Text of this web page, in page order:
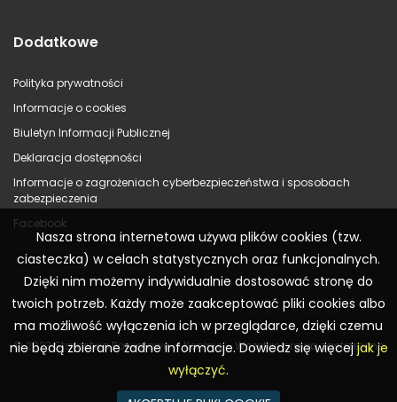
Dodatkowe
Polityka prywatności
Informacje o cookies
Biuletyn Informacji Publicznej
Deklaracja dostępności
Informacje o zagrożeniach cyberbezpieczeństwa i sposobach
zabezpieczenia
Facebook
© 2023 Starostwo Powiatowe w Koninie – Wszelkie prawa zastrzeżone
Nasza strona internetowa używa plików cookies (tzw.
ciasteczka) w celach statystycznych oraz funkcjonalnych.
Dzięki nim możemy indywidualnie dostosować stronę do
twoich potrzeb. Każdy może zaakceptować pliki cookies albo
ma możliwość wyłączenia ich w przeglądarce, dzięki czemu
nie będą zbierane żadne informacje. Dowiedz się więcejjak je
wyłączyć.